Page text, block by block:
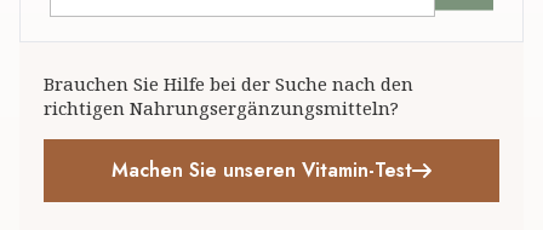
Brauchen Sie Hilfe bei der Suche nach den
richtigen Nahrungsergänzungsmitteln?
Machen Sie unseren Vitamin-Test